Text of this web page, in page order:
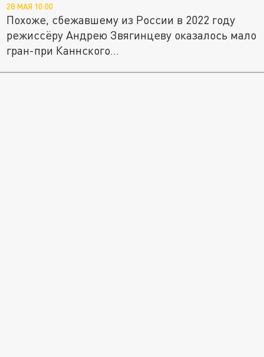
28 МАЯ 10:00
Похоже, сбежавшему из России в 2022 году
режиссёру Андрею Звягинцеву оказалось мало
гран-при Каннского...